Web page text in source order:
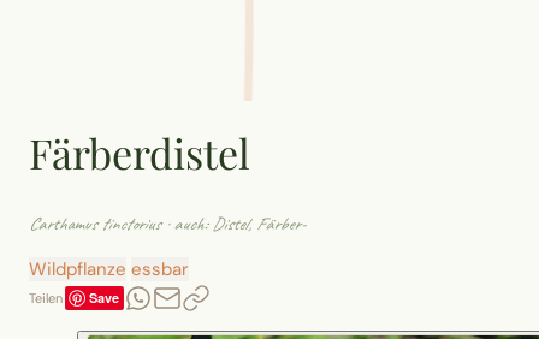
Färberdistel
Carthamus tinctorius · auch: Distel, Färber-
Wildpflanze essbar
Teilen Save